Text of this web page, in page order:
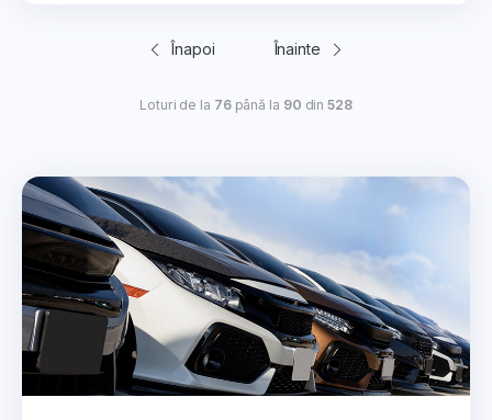
Înapoi Înainte
Loturi de la 76până la 90 din528